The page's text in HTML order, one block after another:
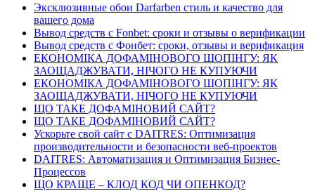
Эксклюзивные обои Darfarben стиль и качество для
вашего дома
Вывод средств с Fonbet: сроки и отзывы о верификации
Вывод средств с Фонбет: сроки, отзывы и верификация
ЕКОНОМІКА ДОФАМІНОВОГО ШОПІНГУ: ЯК
ЗАОЩАДЖУВАТИ, НІЧОГО НЕ КУПУЮЧИ
ЕКОНОМІКА ДОФАМІНОВОГО ШОПІНГУ: ЯК
ЗАОЩАДЖУВАТИ, НІЧОГО НЕ КУПУЮЧИ
ЩО ТАКЕ ДОФАМІНОВИЙ САЙТ?
ЩО ТАКЕ ДОФАМІНОВИЙ САЙТ?
Ускорьте свой сайт с DAITRES: Оптимизация
производительности и безопасности веб-проектов
DAITRES: Автоматизация и Оптимизация Бизнес-
Процессов
ЩО КРАЩЕ – КЛОД КОД ЧИ ОПЕНКОД?